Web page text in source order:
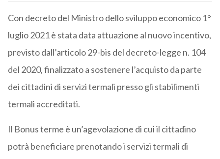
Con decreto del Ministro dello sviluppo economico 1°
luglio 2021 è stata data attuazione al nuovo incentivo,
previsto dall’articolo 29-bis del decreto-legge n. 104
del 2020, finalizzato a sostenere l’acquisto da parte
dei cittadini di servizi termali presso gli stabilimenti
termali accreditati.
Il Bonus terme è un’agevolazione di cui il cittadino
potrà beneficiare prenotando i servizi termali di